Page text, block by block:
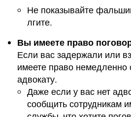
Не показывайте
лгите.
Вы имеете право
Если вас задержали или
имеете право немедленно
адвокату.
Даже если у вас нет
сообщить сотрудникам